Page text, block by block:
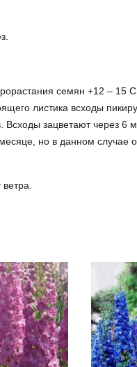
семян +12 – 15
листика всходы
Всходы зацветают через 6
но в данном случае